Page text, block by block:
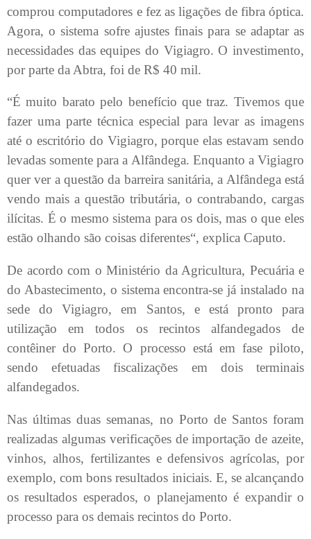
comprou computadores e fez as ligações de fibra óptica.
Agora, o sistema sofre ajustes finais para se adaptar as
necessidades das equipes do Vigiagro. O investimento,
por parte da Abtra, foi de R$ 40 mil.
“É muito barato pelo benefício que traz. Tivemos que
fazer uma parte técnica especial para levar as imagens
até o escritório do Vigiagro, porque elas estavam sendo
levadas somente para a Alfândega. Enquanto a Vigiagro
quer ver a questão da barreira sanitária, a Alfândega está
vendo mais a questão tributária, o contrabando, cargas
ilícitas. É o mesmo sistema para os dois, mas o que eles
estão olhando são coisas diferentes“, explica Caputo.
De acordo com o Ministério da Agricultura, Pecuária e
do Abastecimento, o sistema encontra-se já instalado na
sede do Vigiagro, em Santos, e está pronto para
utilização em todos os recintos alfandegados de
contêiner do Porto. O processo está em fase piloto,
sendo efetuadas fiscalizações em dois terminais
alfandegados.
Nas últimas duas semanas, no Porto de Santos foram
realizadas algumas verificações de importação de azeite,
vinhos, alhos, fertilizantes e defensivos agrícolas, por
exemplo, com bons resultados iniciais. E, se alcançando
os resultados esperados, o planejamento é expandir o
processo para os demais recintos do Porto.